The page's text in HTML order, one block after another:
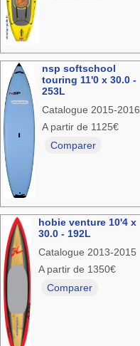
nsp softschool
touring 11'0 x 30.0 -
253L
Catalogue 2015-2016
A partir de 1125€
Comparer
hobie venture 10'4 x
30.0 - 192L
Catalogue 2013-2015
A partir de 1350€
Comparer